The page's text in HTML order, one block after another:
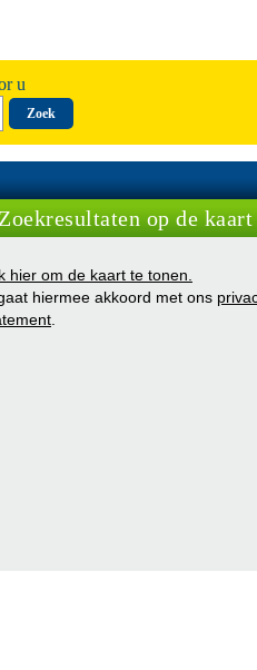
u
Zoek
Zoekresultaten op de kaart
hier om de kaart te tonen.
hiermee akkoord met ons